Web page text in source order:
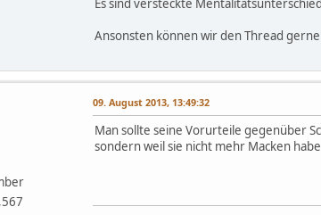
Es sind versteckte
Ansonsten können wir den Thread
09. August 2013, 13:49:32
Man sollte seine Vorurteile gegenüber
sondern weil sie nicht mehr Macken